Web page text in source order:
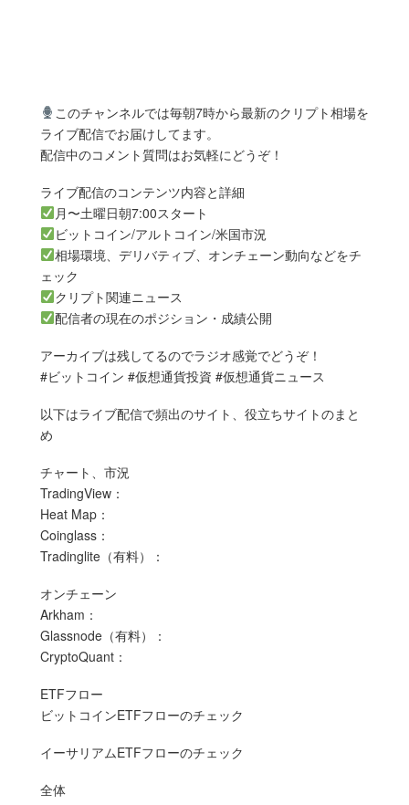
このチャンネルでは毎朝7時から最新のクリプト相場を
ライブ配信でお届けしてます。
配信中のコメント質問はお気軽にどうぞ！
ライブ配信のコンテンツ内容と詳細
月〜土曜日朝7:00スタート
ビットコイン/アルトコイン/米国市況
相場環境、デリバティブ、オンチェーン動向などをチ
ェック
クリプト関連ニュース
配信者の現在のポジション・成績公開
アーカイブは残してるのでラジオ感覚でどうぞ！
#ビットコイン #仮想通貨投資 #仮想通貨ニュース
以下はライブ配信で頻出のサイト、役立ちサイトのまと
め
チャート、市況
TradingView：
Heat Map：
Coinglass：
Tradinglite（有料）：
オンチェーン
Arkham：
Glassnode（有料）：
CryptoQuant：
ETFフロー
ビットコインETFフローのチェック
イーサリアムETFフローのチェック
全体